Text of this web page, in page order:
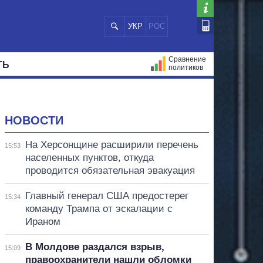
УКР РОС
Сравнение
политиков
НОВОСТИ
15:53
На Херсонщине расширили перечень
населенных пунктов, откуда
проводится обязательная эвакуация
15:34
Главный генерал США предостерег
команду Трампа от эскалации с
Ираном
15:09
В Молдове раздался взрыв,
правоохранители нашли обломки